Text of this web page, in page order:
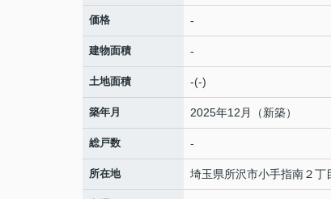
価格 -
建物面積 -
土地面積 -(-)
築年月 2025年12月（新築）
総戸数 -
所在地 埼玉県所沢市小手指南２丁